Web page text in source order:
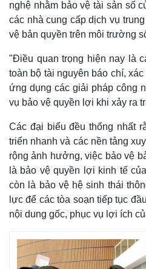
Doanh nghiệp
Thông tin doanh nghiệp
Doanh nghiệp 24h
Doanh nhân
nghệ nhằm bảo vệ tài sản số
các nhà cung cấp dịch vụ
vệ bản quyền trên môi trường
"Điều quan trọng hiện nay là
toàn bộ tài nguyên báo chí,
ứng dụng các giải pháp công
vụ bảo vệ quyền lợi khi xảy ra
Các đại biểu đều thống nhất
triển nhanh và các nền tảng
rộng ảnh hưởng, việc bảo vệ
là bảo vệ quyền lợi kinh tế
còn là bảo vệ hệ sinh thái
lực để các tòa soạn tiếp tục
nội dung gốc, phục vụ lợi ích